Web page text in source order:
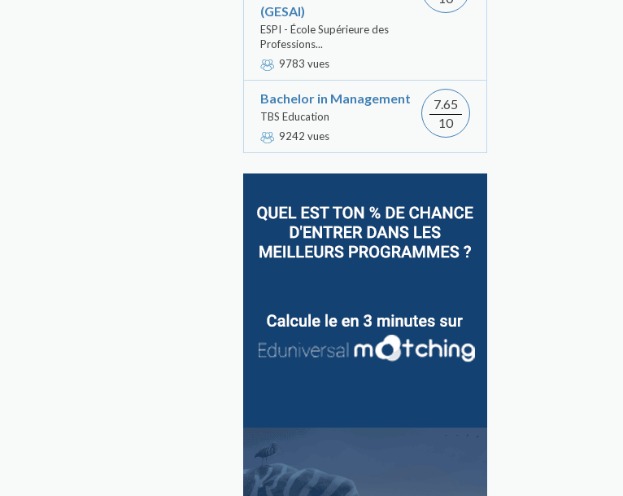
(GESAI)
ESPI - École Supérieure des
Professions...
9783 vues
Bachelor in Management
TBS Education
9242 vues
7.65
10